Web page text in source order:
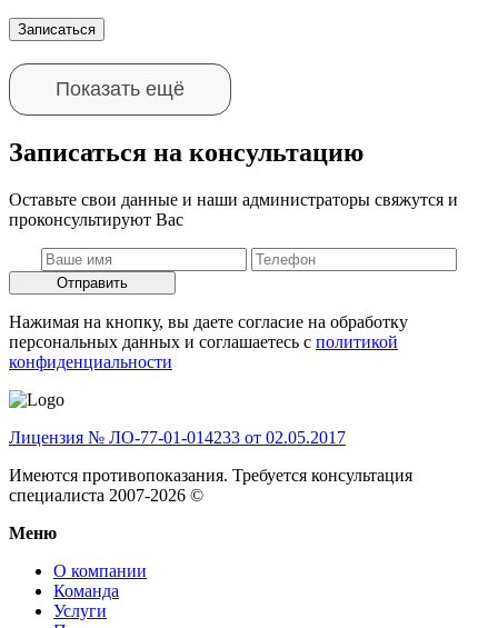
Записаться
Показать ещё
Записаться на консультацию
Оставьте свои данные и наши администраторы свяжутся и
проконсультируют Вас
Отправить
Нажимая на кнопку, вы даете согласие на обработку
персональных данных и соглашаетесь c политикой
конфиденциальности
Лицензия № ЛО-77-01-014233 от 02.05.2017
Имеются противопоказания. Требуется консультация
специалиста 2007-2026 ©
Меню
О компании
Команда
Услуги